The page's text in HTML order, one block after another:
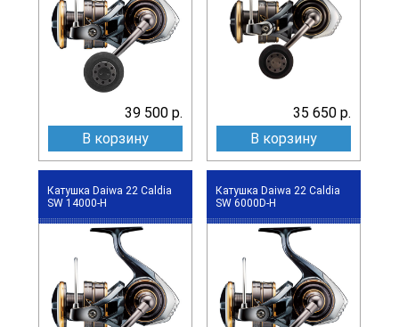
39 500 р.
В корзину
35 650 р.
В корзину
Катушка Daiwa 22 Caldia
SW 14000-H
Катушка Daiwa 22 Caldia
SW 6000D-H